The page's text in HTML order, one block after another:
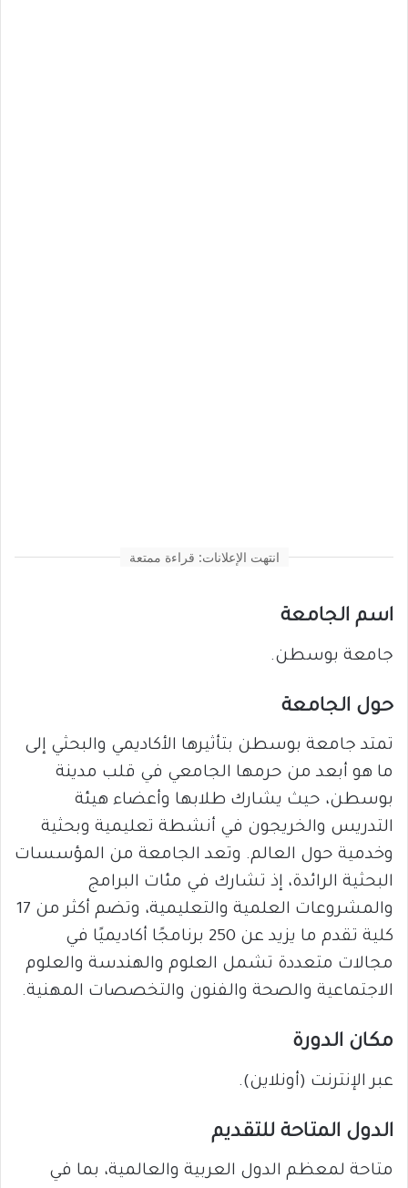
انتهت الإعلانات: قراءة ممتعة
اسم الجامعة
جامعة بوسطن.
حول الجامعة
تمتد جامعة بوسطن بتأثيرها الأكاديمي والبحثي إلى
ما هو أبعد من حرمها الجامعي في قلب مدينة
بوسطن، حيث يشارك طلابها وأعضاء هيئة
التدريس والخريجون في أنشطة تعليمية وبحثية
وخدمية حول العالم. وتعد الجامعة من المؤسسات
البحثية الرائدة، إذ تشارك في مئات البرامج
والمشروعات العلمية والتعليمية، وتضم أكثر من 17
كلية تقدم ما يزيد عن 250 برنامجًا أكاديميًا في
مجالات متعددة تشمل العلوم والهندسة والعلوم
الاجتماعية والصحة والفنون والتخصصات المهنية.
مكان الدورة
عبر الإنترنت (أونلاين).
الدول المتاحة للتقديم
متاحة لمعظم الدول العربية والعالمية، بما في